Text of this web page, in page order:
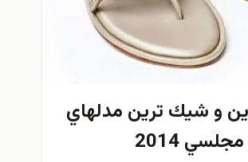
و شيك ترين مدلهاي
2014